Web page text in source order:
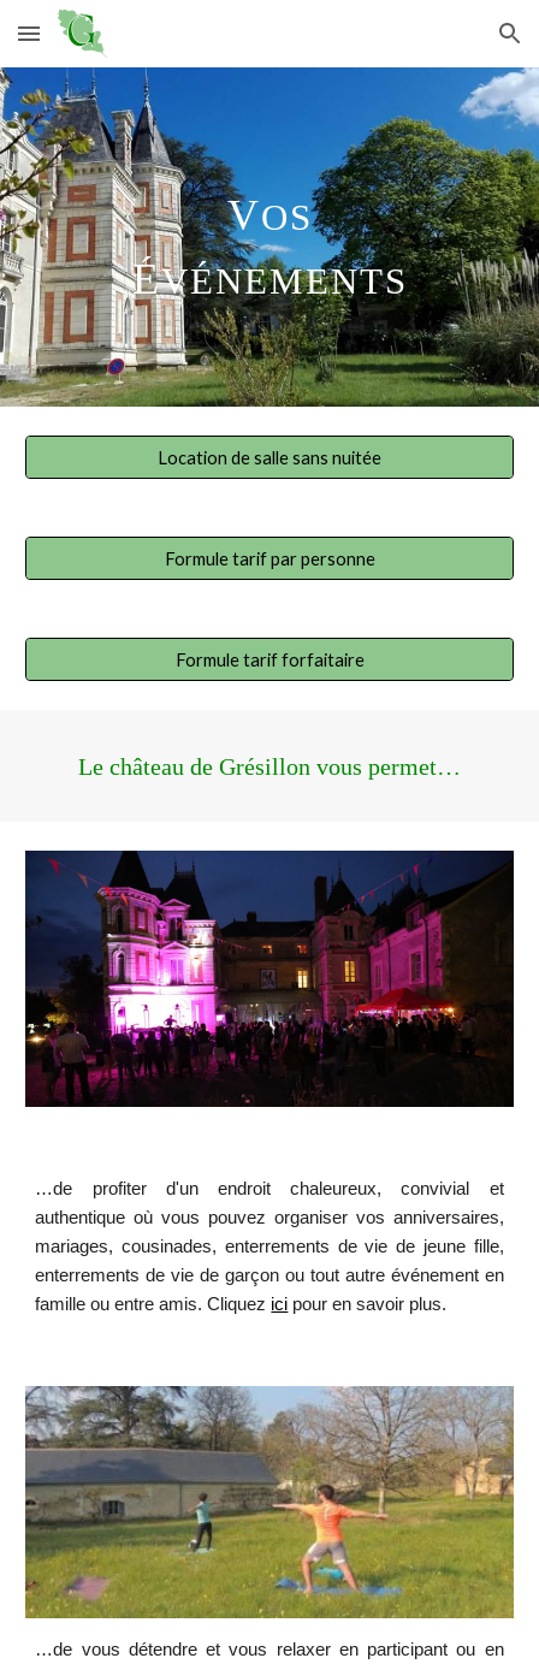
Skip to main content Skip to navigation
VOS
ÉVÉNEMENTS
Location de salle sans nuitée
Formule tarif par personne
Formule tarif forfaitaire
Le château de Grésillon vous permet…
…de profiter d'un endroit chaleureux, convivial et
authentique où vous pouvez organiser vos anniversaires,
mariages, cousinades, enterrements de vie de jeune fille,
enterrements de vie de garçon ou tout autre événement en
famille ou entre amis. Cliquez ici pour en savoir plus.
…de vous détendre et vous relaxer en participant ou en